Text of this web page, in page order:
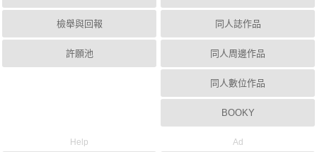
檢舉與回報
許願池
同人誌作品
同人周邊作品
同人數位作品
BOOKY
Help Ad